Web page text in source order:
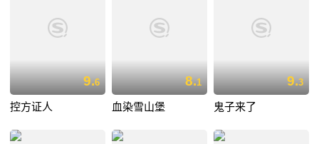
9.6
控方证人
8.1
血染雪山堡
9.3
鬼子来了